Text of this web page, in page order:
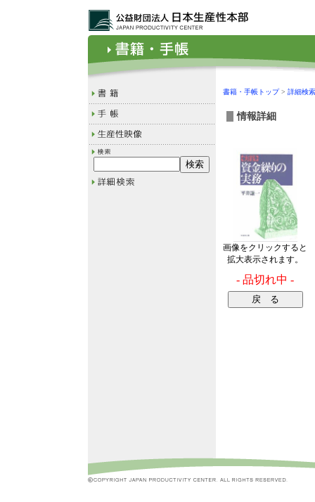
書籍・手帳トップ> 詳細検索
情報詳細
画像をクリックすると
拡大表示されます。
- 品切れ中 -